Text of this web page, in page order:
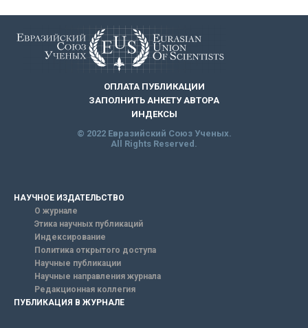
ОПЛАТА ПУБЛИКАЦИИ
ЗАПОЛНИТЬ АНКЕТУ АВТОРА
ИНДЕКСЫ
© 2022 Евразийский Союз Ученых.
All Rights Reserved.
НАУЧНОЕ ИЗДАТЕЛЬСТВО
О журнале
Этика научных публикаций
Индексирование
Политика открытого доступа
Научные публикации
Научные направления журнала
Редакционная коллегия
ПУБЛИКАЦИЯ В ЖУРНАЛЕ